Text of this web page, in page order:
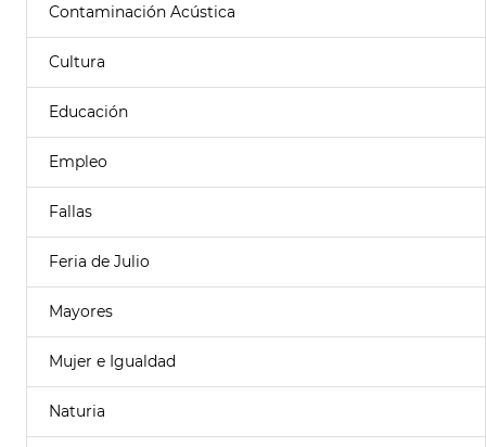
Contaminación Acústica
Cultura
Educación
Empleo
Fallas
Feria de Julio
Mayores
Mujer e Igualdad
Naturia